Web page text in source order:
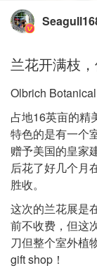
兰花开满枝
Olbrich
占地16英亩的精
特色的是有一个
赠予美国的皇家
后花了好几个月
胜收。
这次的兰花展是
前不收费，但这
刀但整个室外植
gift shop！